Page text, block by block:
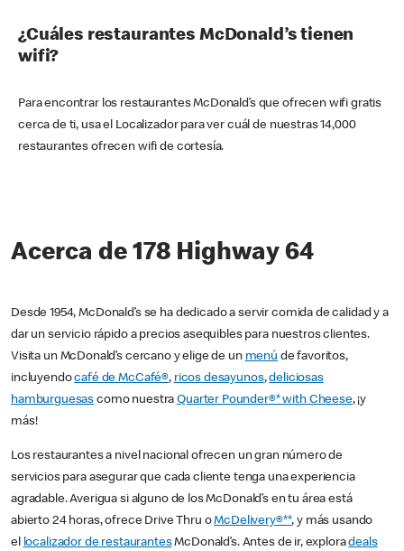
¿Cuáles restaurantes McDonald’s tienen
wifi?
Para encontrar los restaurantes McDonald’s que ofrecen wifi gratis
cerca de ti, usa el Localizador para ver cuál de nuestras 14,000
restaurantes ofrecen wifi de cortesía.
Acerca de 178 Highway 64
Desde 1954, McDonald’s se ha dedicado a servir comida de calidad y a
dar un servicio rápido a precios asequibles para nuestros clientes.
Visita un McDonald’s cercano y elige de un menú de favoritos,
incluyendocafé de McCafé®, ricos desayunos,deliciosas
hamburguesas como nuestraQuarter Pounder®* with Cheese, ¡y
más!
Los restaurantes a nivel nacional ofrecen un gran número de
servicios para asegurar que cada cliente tenga una experiencia
agradable. Averigua si alguno de los McDonald’s en tu área está
abierto 24 horas, ofrece Drive Thru oMcDelivery®**, y más usando
el localizador de restaurantesMcDonald’s. Antes de ir, exploradeals